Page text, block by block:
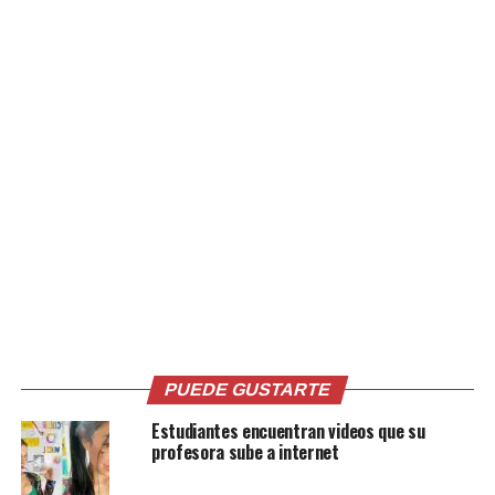
Comparte esto:
PUEDE GUSTARTE
Estudiantes encuentran videos que su
profesora sube a internet